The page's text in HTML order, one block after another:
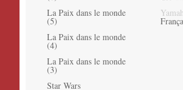
La Paix dans le monde
(5)
La Paix dans le monde
(4)
La Paix dans le monde
(3)
Star Wars